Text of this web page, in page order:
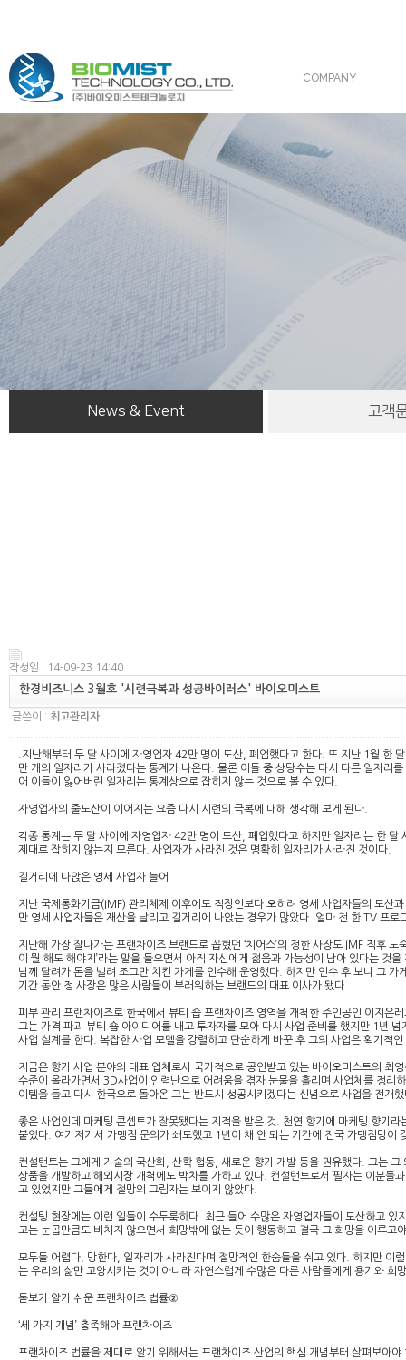
COMPANY
조직도
산업재산권
News & Event 고객
작성일 : 14-09-23 14:40
한경비즈니스 3월호 '시련극복과 성공바이러스' 바이오미스트
글쓴이 : 최고관리자
.지난해부터 두 달 사이에 자영업자 42만 명이 도산, 폐업했다고 한다. 또 지난 1월 한
만 개의 일자리가 사라졌다는 통계가 나온다. 물론 이들 중 상당수는 다시 다른 일자리
어 이들이 잃어버린 일자리는 통계상으로 잡히지 않는 것으로 볼 수 있다.
자영업자의 줄도산이 이어지는 요즘 다시 시련의 극복에 대해 생각해 보게 된다.
각종 통계는 두 달 사이에 자영업자 42만 명이 도산, 폐업했다고 하지만 일자리는 한
제대로 잡히지 않는지 모른다. 사업자가 사라진 것은 명확히 일자리가 사라진 것이다.
길거리에 나앉은 영세 사업자 늘어
지난 국제통화기금(IMF) 관리체제 이후에도 직장인보다 오히려 영세 사업자들의 도산
만 영세 사업자들은 재산을 날리고 길거리에 나앉는 경우가 많았다. 얼마 전 한 TV 프
지난해 가장 잘나가는 프랜차이즈 브랜드로 꼽혔던 ‘치어스’의 정한 사장도 IMF 직후
이 뭘 해도 해야지’라는 말을 들으면서 아직 자신에게 젊음과 가능성이 남아 있다는 것
님께 달려가 돈을 빌려 조그만 치킨 가게를 인수해 운영했다. 하지만 인수 후 보니 그
기간 동안 정 사장은 많은 사람들이 부러워하는 브랜드의 대표 이사가 됐다.
피부 관리 프랜차이즈로 한국에서 뷰티 숍 프랜차이즈 영역을 개척한 주인공인 이지은
그는 가격 파괴 뷰티 숍 아이디어를 내고 투자자를 모아 다시 사업 준비를 했지만 1년
사업 설계를 한다. 복잡한 사업 모델을 강렬하고 단순하게 바꾼 후 그의 사업은 획기적
지금은 향기 사업 분야의 대표 업체로서 국가적으로 공인받고 있는 바이오미스트의 최
수준이 올라가면서 3D사업이 인력난으로 어려움을 겪자 눈물을 흘리며 사업체를 정
이템을 들고 다시 한국으로 돌아온 그는 반드시 성공시키겠다는 신념으로 사업을 전
좋은 사업인데 마케팅 콘셉트가 잘못됐다는 지적을 받은 것. 천연 향기에 마케팅 향기
붙었다. 여기저기서 가맹점 문의가 쇄도했고 1년이 채 안 되는 기간에 전국 가맹점망이
컨설턴트는 그에게 기술의 국산화, 산학 협동, 새로운 향기 개발 등을 권유했다. 그는
상품을 개발하고 해외시장 개척에도 박차를 가하고 있다. 컨설턴트로서 필자는 이분들
고 있었지만 그들에게 절망의 그림자는 보이지 않았다.
컨설팅 현장에는 이런 일들이 수두룩하다. 최근 들어 수많은 자영업자들이 도산하고
고는 눈곱만큼도 비치지 않으면서 희망밖에 없는 듯이 행동하고 결국 그 희망을 이루고
모두들 어렵다, 망한다, 일자리가 사라진다며 절망적인 한숨들을 쉬고 있다. 하지만 이
는 우리의 삶만 고양시키는 것이 아니라 자연스럽게 수많은 다른 사람들에게 용기와
돋보기 알기 쉬운 프랜차이즈 법률②
‘세 가지 개념’ 충족해야 프랜차이즈
프랜차이즈 법률을 제대로 알기 위해서는 프랜차이즈 산업의 핵심 개념부터 살펴보아